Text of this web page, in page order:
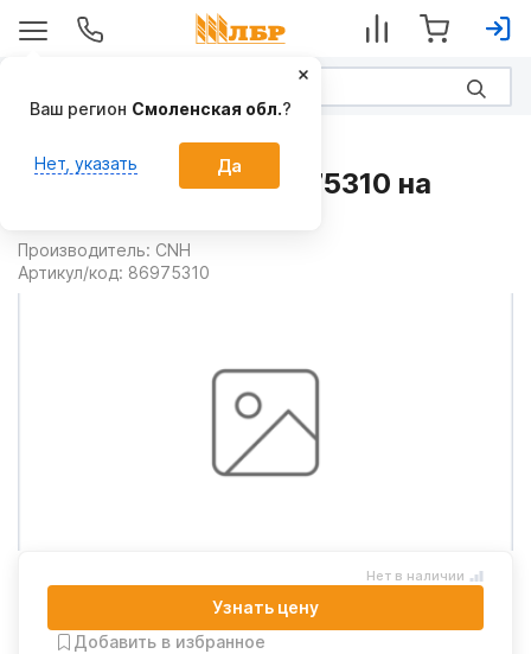
Топливопровод 86975310 на
Производитель: CNH
Артикул/код: 86975310
Нет в наличии
Узнать цену
Добавить в избранное
Ваш регион Смоленская обл.?
Нет, указать Да